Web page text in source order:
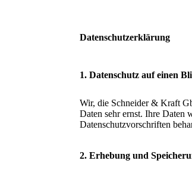
Datenschutzerklärung
1. Datenschutz auf einen
Wir, die Schneider & Kraft
Daten sehr ernst. Ihre Daten
Datenschutzvorschriften
2. Erhebung und